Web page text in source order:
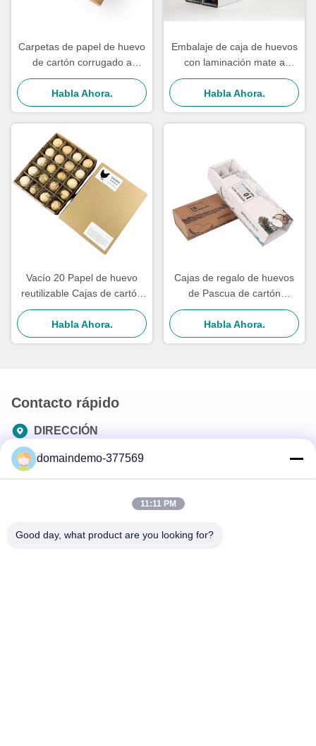
Carpetas de papel de huevo
de cartón corrugado a
medida Caja de papel de
huevo marrón CMYK con
divisor
Habla Ahora.
Embalaje de caja de huevos
con laminación mate a
granel, ecológico y reciclable
Habla Ahora.
Vacío 20 Papel de huevo
reutilizable Cajas de cartón
Contenedor Papel de cartón
marrón Impreso a medida
Habla Ahora.
Cajas de regalo de huevos
de Pascua de cartón
corrugado para embalaje de
alimentos, paquete de 18
Habla Ahora.
Contacto rápido
DIRECCIÓN
Tel
0086-13925890295
El correo electrónico
domaindemo-377569
11:11 PM
Good day, what product are you looking for?